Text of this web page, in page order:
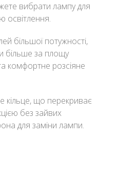
вибрати лампу для
освітлення.
більшої потужності,
більше за площу
комфортне розсіяне
кільце, що перекриває
без зайвих
для заміни лампи.